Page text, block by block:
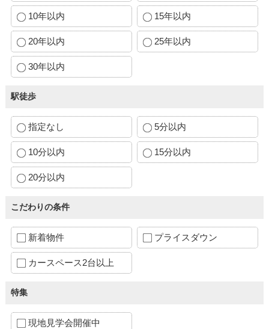
10年以内 15年以内
20年以内 25年以内
30年以内
駅徒歩
指定なし 5分以内
10分以内 15分以内
20分以内
こだわりの条件
新着物件 プライスダウン
カースペース2台以上
特集
現地見学会開催中